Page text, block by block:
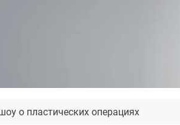
о пластических операциях